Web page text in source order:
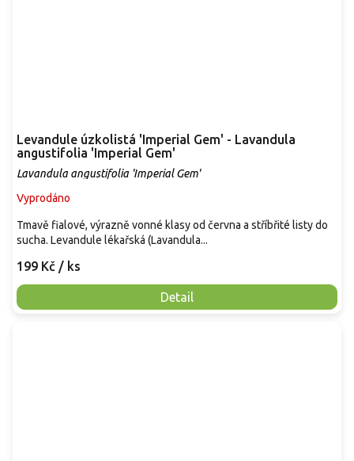
Levandule úzkolistá 'Imperial Gem' - Lavandula
angustifolia 'Imperial Gem'
Lavandula angustifolia 'Imperial Gem'
Vyprodáno
199 Kč / ks
Detail
Tmavě fialové, výrazně vonné klasy od června a stříbřité listy do
sucha. Levandule lékařská (Lavandula...